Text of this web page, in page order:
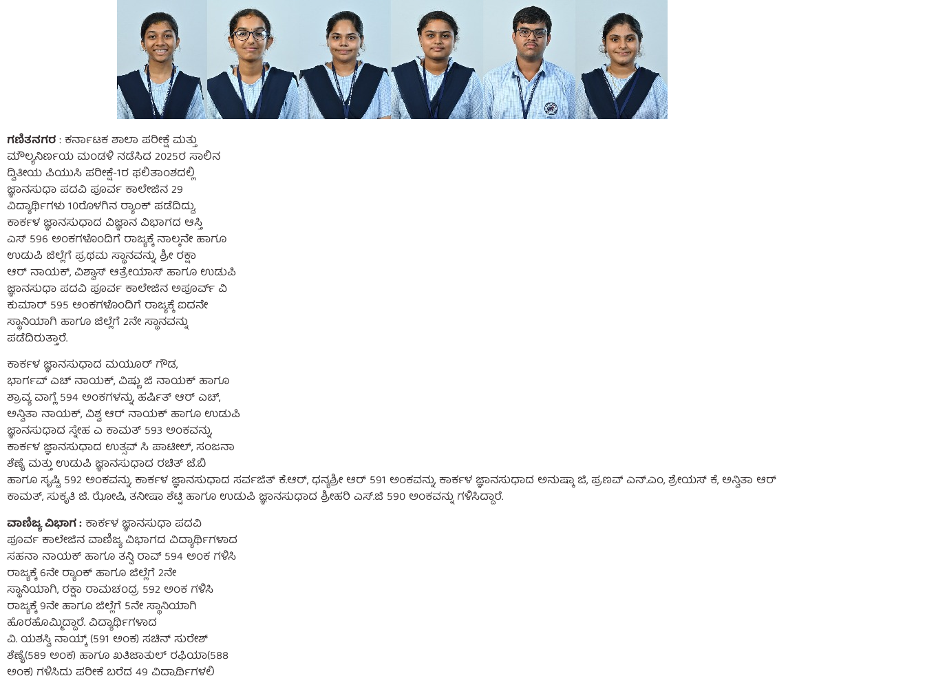
ಗಣಿತನಗರ: ಕರ್ನಾಟಕ ಶಾಲಾ ಪರೀಕ್ಷೆ ಮತ್ತು
ಮೌಲ್ಯನಿರ್ಣಯ ಮಂಡಳಿ ನಡೆಸಿದ 2025ರ ಸಾಲಿನ
ದ್ವಿತೀಯ ಪಿಯುಸಿ ಪರೀಕ್ಷೆ-1ರ ಫಲಿತಾಂಶದಲ್ಲಿ
ಜ್ಞಾನಸುಧಾ ಪದವಿ ಪೂರ್ವ ಕಾಲೇಜಿನ 29
ವಿದ್ಯಾರ್ಥಿಗಳು 10ರೊಳಗಿನ ರ‍್ಯಾಂಕ್ ಪಡೆದಿದ್ದು,
ಕಾರ್ಕಳ ಜ್ಞಾನಸುಧಾದ ವಿಜ್ಞಾನ ವಿಭಾಗದ ಆಸ್ತಿ
ಎಸ್ 596 ಅಂಕಗಳೊಂದಿಗೆ ರಾಜ್ಯಕ್ಕೆ ನಾಲ್ಕನೇ ಹಾಗೂ
ಉಡುಪಿ ಜಿಲ್ಲೆಗೆ ಪ್ರಥಮ ಸ್ಥಾನವನ್ನು, ಶ್ರೀ ರಕ್ಷಾ
ಆರ್ ನಾಯಕ್, ವಿಶ್ವಾಸ್ ಆತ್ರೇಯಾಸ್ ಹಾಗೂ ಉಡುಪಿ
ಜ್ಞಾನಸುಧಾ ಪದವಿ ಪೂರ್ವ ಕಾಲೇಜಿನ ಅಪೂರ್ವ್ ವಿ
ಕುಮಾರ್ 595 ಅಂಕಗಳೊಂದಿಗೆ ರಾಜ್ಯಕ್ಕೆ ಐದನೇ
ಸ್ಥಾನಿಯಾಗಿ ಹಾಗೂ ಜಿಲ್ಲೆಗೆ 2ನೇ ಸ್ಥಾನವನ್ನು
ಪಡೆದಿರುತ್ತಾರೆ.
ಕಾರ್ಕಳ ಜ್ಞಾನಸುಧಾದ ಮಯೂರ್ ಗೌಡ,
ಭಾರ್ಗವ್ ಎಚ್ ನಾಯಕ್, ವಿಷ್ಣು ಜಿ ನಾಯಕ್ ಹಾಗೂ
ಶ್ರಾವ್ಯ ವಾಗ್ಲೆ 594 ಅಂಕಗಳನ್ನು, ಹರ್ಷಿತ್ ಆರ್ ಎಚ್,
ಅನ್ವಿತಾ ನಾಯಕ್, ವಿಶ್ವ ಆರ್ ನಾಯಕ್ ಹಾಗೂ ಉಡುಪಿ
ಜ್ಞಾನಸುಧಾದ ಸ್ನೇಹ ಎ ಕಾಮತ್ 593 ಅಂಕವನ್ನು,
ಕಾರ್ಕಳ ಜ್ಞಾನಸುಧಾದ ಉತ್ಸವ್ ಸಿ ಪಾಟೀಲ್, ಸಂಜನಾ
ಶೆಣೈ ಮತ್ತು ಉಡುಪಿ ಜ್ಞಾನಸುಧಾದ ರಚಿತ್ ಜೆ.ಬಿ
ಹಾಗೂ ಸೃಷ್ಟಿ 592 ಅಂಕವನ್ನು, ಕಾರ್ಕಳ ಜ್ಞಾನಸುಧಾದ ಸರ್ವಜಿತ್ ಕೆ.ಆರ್, ಧನ್ಯಶ್ರೀ ಆರ್ 591 ಅಂಕವನ್ನು, ಕಾರ್ಕಳ ಜ್ಞಾನಸುಧಾದ ಅನುಷ್ಕಾ ಜಿ, ಪ್ರಣವ್ ಎನ್.ಎಂ, ಶ್ರೇಯಸ್ ಕೆ, ಅನ್ವಿತಾ ಆರ್
ಕಾಮತ್, ಸುಕೃತಿ ಜಿ. ಝೋಷಿ, ತನೀಷಾ ಶೆಟ್ಟಿ ಹಾಗೂ ಉಡುಪಿ ಜ್ಞಾನಸುಧಾದ ಶ್ರೀಹರಿ ಎಸ್.ಜಿ 590 ಅಂಕವನ್ನು ಗಳಿಸಿದ್ದಾರೆ.
ವಾಣಿಜ್ಯ ವಿಭಾಗ :ಕಾರ್ಕಳ ಜ್ಞಾನಸುಧಾ ಪದವಿ
ಪೂರ್ವ ಕಾಲೇಜಿನ ವಾಣಿಜ್ಯ ವಿಭಾಗದ ವಿದ್ಯಾರ್ಥಿಗಳಾದ
ಸಹನಾ ನಾಯಕ್ ಹಾಗೂ ತನ್ವಿ ರಾವ್ 594 ಅಂಕ ಗಳಿಸಿ
ರಾಜ್ಯಕ್ಕೆ 6ನೇ ರ‍್ಯಾಂಕ್ ಹಾಗೂ ಜಿಲ್ಲೆಗೆ 2ನೇ
ಸ್ಥಾನಿಯಾಗಿ, ರಕ್ಷಾ ರಾಮಚಂದ್ರ 592 ಅಂಕ ಗಳಿಸಿ
ರಾಜ್ಯಕ್ಕೆ 9ನೇ ಹಾಗೂ ಜಿಲ್ಲೆಗೆ 5ನೇ ಸ್ಥಾನಿಯಾಗಿ
ಹೊರಹೊಮ್ಮಿದ್ದಾರೆ. ವಿದ್ಯಾರ್ಥಿಗಳಾದ
ವಿ. ಯಶಸ್ವಿ ನಾಯ್ಕ್ (591 ಅಂಕ) ಸಚಿನ್ ಸುರೇಶ್
ಶೆಣೈ(589 ಅಂಕ) ಹಾಗೂ ಖತಿಜಾತುಲ್ ರಫಿಯಾ(588